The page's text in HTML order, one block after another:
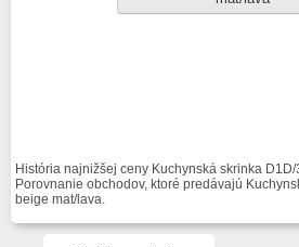
História najnižšej ceny Kuchynská skrinka
Porovnanie obchodov, ktoré predávajú
beige mat/lava.